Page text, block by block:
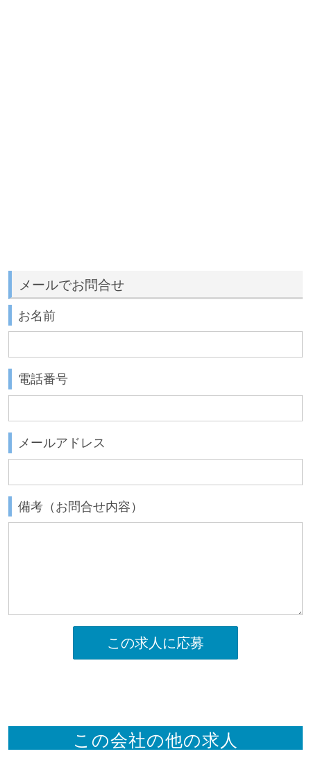
メールでお問合せ
お名前
電話番号
メールアドレス
備考（お問合せ内容）
この求人に応募
この会社の他の求人